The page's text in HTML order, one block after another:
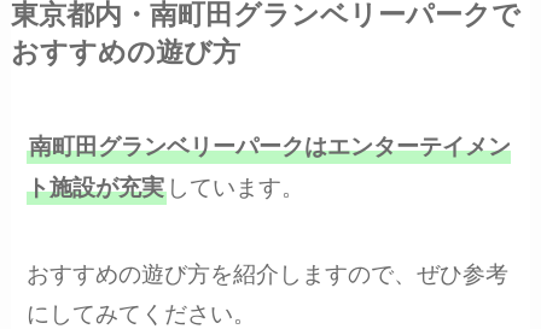
東京都内・南町田グランベリーパークで
おすすめの遊び方
南町田グランベリーパークはエンターテイメン
ト施設が充実 しています。
おすすめの遊び方を紹介しますので、ぜひ参考
にしてみてください。